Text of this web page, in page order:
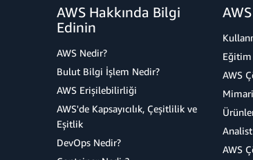
AWS Hakkında Bilgi
Edinin
AWS Nedir?
Bulut Bilgi İşlem Nedir?
AWS Erişilebilirliği
AWS'de Kapsayıcılık, Çeşitlilik ve
Eşitlik
DevOps Nedir?
AWS
Analist
AWS